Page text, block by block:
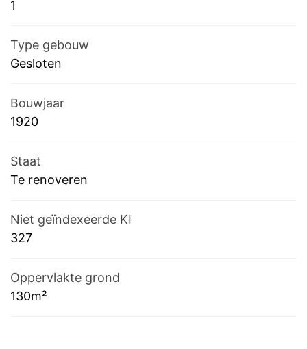
1
Type gebouw
Gesloten
Bouwjaar
1920
Staat
Te renoveren
Niet geïndexeerde KI
327
Oppervlakte grond
130m²